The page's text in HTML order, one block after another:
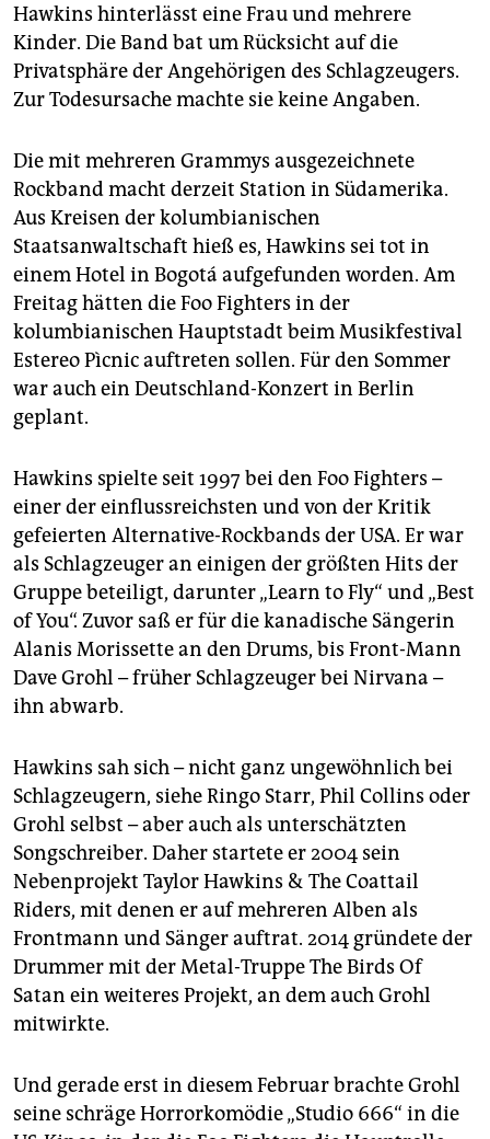
Hawkins hinterlässt eine Frau und mehrere
Kinder. Die Band bat um Rücksicht auf die
Privatsphäre der Angehörigen des Schlagzeugers.
Zur Todesursache machte sie keine Angaben.
Die mit mehreren Grammys ausgezeichnete
Rockband macht derzeit Station in Südamerika.
Aus Kreisen der kolumbianischen
Staatsanwaltschaft hieß es, Hawkins sei tot in
einem Hotel in Bogotá aufgefunden worden. Am
Freitag hätten die Foo Fighters in der
kolumbianischen Hauptstadt beim Musikfestival
Estereo Pìcnic auftreten sollen. Für den Sommer
war auch ein Deutschland-Konzert in Berlin
geplant.
Hawkins spielte seit 1997 bei den Foo Fighters –
einer der einflussreichsten und von der Kritik
gefeierten Alternative-Rockbands der USA. Er war
als Schlagzeuger an einigen der größten Hits der
Gruppe beteiligt, darunter „Learn to Fly“ und „Best
of You“. Zuvor saß er für die kanadische Sängerin
Alanis Morissette an den Drums, bis Front-Mann
Dave Grohl – früher Schlagzeuger bei Nirvana –
ihn abwarb.
Hawkins sah sich – nicht ganz ungewöhnlich bei
Schlagzeugern, siehe Ringo Starr, Phil Collins oder
Grohl selbst – aber auch als unterschätzten
Songschreiber. Daher startete er 2004 sein
Nebenprojekt Taylor Hawkins & The Coattail
Riders, mit denen er auf mehreren Alben als
Frontmann und Sänger auftrat. 2014 gründete der
Drummer mit der Metal-Truppe The Birds Of
Satan ein weiteres Projekt, an dem auch Grohl
mitwirkte.
Und gerade erst in diesem Februar brachte Grohl
seine schräge Horrorkomödie „Studio 666“ in die